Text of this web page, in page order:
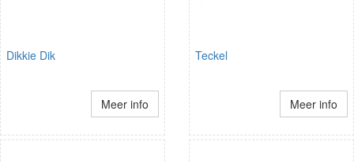
Dikkie Dik
Meer info
Teckel
Meer info